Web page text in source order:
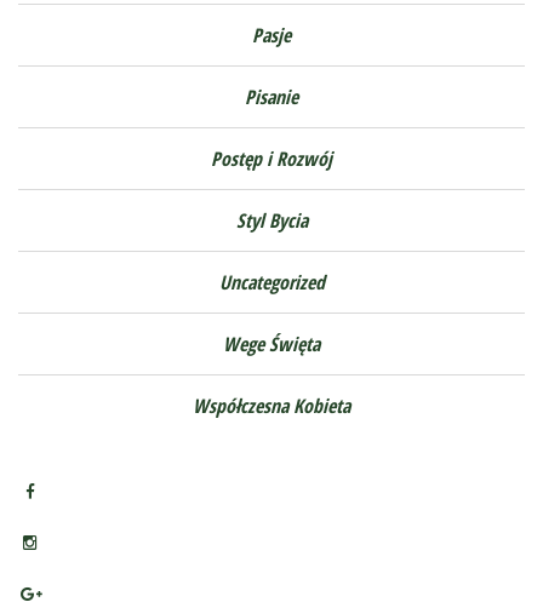
Pasje
Pisanie
Postęp i Rozwój
Styl Bycia
Uncategorized
Wege Święta
Współczesna Kobieta